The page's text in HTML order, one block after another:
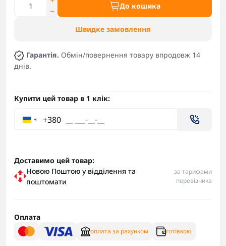
До кошика
Швидке замовлення
Гарантія. Обмін/повернення товару впродовж 14
днів.
Купити цей товар в 1 клік:
+380
Доставимо цей товар:
Новою Поштою у відділення та
поштомати
за тарифами
перевізника
Оплата
оплата за рахунком готівкою